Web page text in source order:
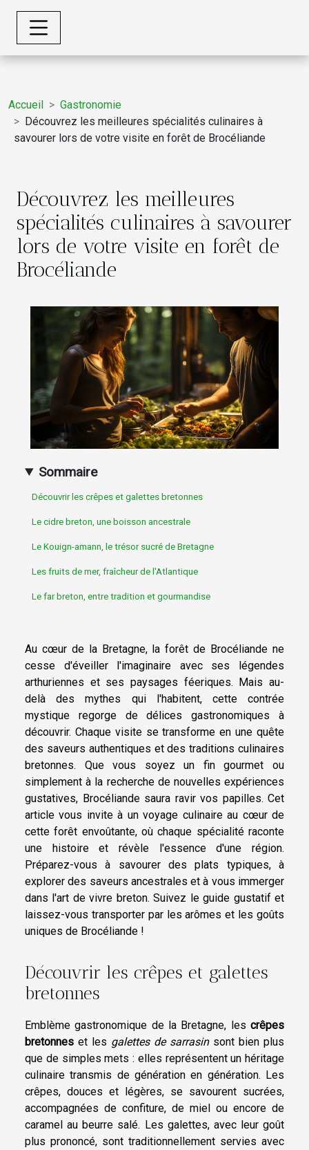
Accueil
Gastronomie
Découvrez les meilleures spécialités culinaires à
savourer lors de votre visite en forêt de Brocéliande
Découvrez les meilleures
spécialités culinaires à savourer
lors de votre visite en forêt de
Brocéliande
Sommaire
Découvrir les crêpes et galettes bretonnes
Le cidre breton, une boisson ancestrale
Le Kouign-amann, le trésor sucré de Bretagne
Les fruits de mer, fraîcheur de l'Atlantique
Le far breton, entre tradition et gourmandise
Au cœur de la Bretagne, la forêt de Brocéliande ne
cesse d'éveiller l'imaginaire avec ses légendes
arthuriennes et ses paysages féeriques. Mais au-
delà des mythes qui l'habitent, cette contrée
mystique regorge de délices gastronomiques à
découvrir. Chaque visite se transforme en une quête
des saveurs authentiques et des traditions culinaires
bretonnes. Que vous soyez un fin gourmet ou
simplement à la recherche de nouvelles expériences
gustatives, Brocéliande saura ravir vos papilles. Cet
article vous invite à un voyage culinaire au cœur de
cette forêt envoûtante, où chaque spécialité raconte
une histoire et révèle l'essence d'une région.
Préparez-vous à savourer des plats typiques, à
explorer des saveurs ancestrales et à vous immerger
dans l'art de vivre breton. Suivez le guide gustatif et
laissez-vous transporter par les arômes et les goûts
uniques de Brocéliande !
Découvrir les crêpes et galettes
bretonnes
Emblème gastronomique de la Bretagne, les crêpes
bretonnes et les galettes de sarrasinsont bien plus
que de simples mets : elles représentent un héritage
culinaire transmis de génération en génération. Les
crêpes, douces et légères, se savourent sucrées,
accompagnées de confiture, de miel ou encore de
caramel au beurre salé. Les galettes, avec leur goût
plus prononcé, sont traditionnellement servies avec